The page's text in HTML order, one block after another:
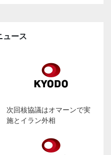
ュース
次回核協議はオマーンで実
施とイラン外相